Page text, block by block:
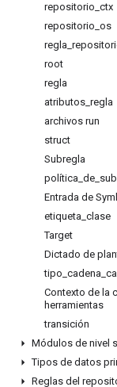
repositorio ctx
repositorio os
regla
root
regla
atributos regla
archivos run
struct
Subregla
política de
Entrada de
etiqueta clase
Target
Dictado de
tipo cadena
Contexto de la
herramientas
transición
Módulos de nivel
Tipos de datos
Reglas del
Información
¿Quiénes usan